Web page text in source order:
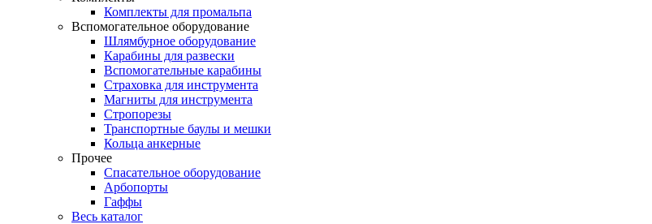
Комплекты для промальпа
Вспомогательное оборудование
Шлямбурное оборудование
Карабины для развески
Вспомогательные карабины
Страховка для инструмента
Магниты для инструмента
Стропорезы
Транспортные баулы и мешки
Кольца анкерные
Прочее
Спасательное оборудование
Арбопорты
Гаффы
Весь каталог